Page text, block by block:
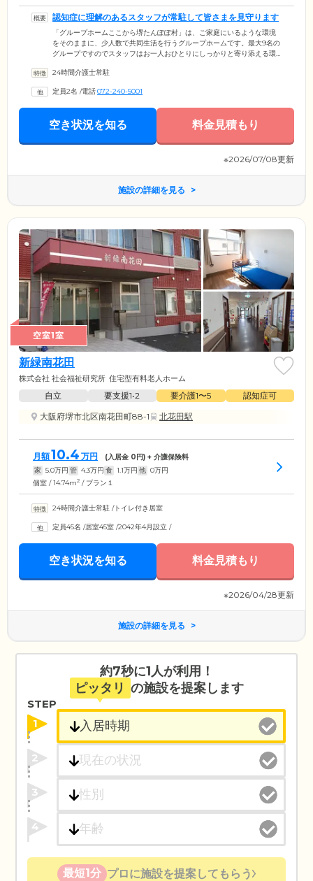
認知症に理解のあるスタッフが常駐して皆さまを見守ります
「グループホームここから堺たんぽぽ村」は、ご家庭にいるような環境
をそのままに、少人数で共同生活を行うグループホームです。最大9名の
グループですのでスタッフはお一人おひとりにしっかりと寄り添える環
の専門知識も豊富。安心してお任せください。共用エリアは皆さまで調
身の体と相談しながらできる範囲で自立した生活を目指していきましょ
う。プライバシーに配慮した個室には緊急コールを設置しています。提
24時間介護士常駐
定員2名 /電話072-240-5001
空き状況を知る 料金見積もり
※2026/07/08更新
施設の詳細を見る
空室1室
新緑南花田
株式会社 社会福祉研究所 住宅型有料老人ホーム
自立 要支援1•2 要介護1〜5
認知症可
大阪府堺市北区南花田町88-1
北花田駅
月額10.4 万円 (入居金 0円) + 介護保険料
家 5.0万円 管 4.3万円 食 1.1万円 他 0万円
個室 / 14.74m2 / プラン１
24時間介護士常駐 /トイレ付き居室
定員45名 /居室45室 /2042年4月設立 /
空き状況を知る 料金見積もり
※2026/04/28更新
施設の詳細を見る
約7秒に1人が利用！
ピッタリ の施設を提案します
STEP
1
2
3
4
最短1分 プロに施設を提案してもらう